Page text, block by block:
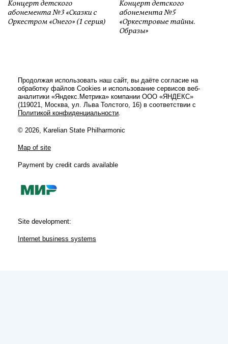
Концерт детского
абонемента №3 «Сказки с
Оркестром «Онего» (1 серия)
Концерт детского
абонемента №5
«Оркестровые тайны.
Образы»
Продолжая использовать наш сайт, вы даёте согласие на
обработку файлов Cookies и использование сервисов веб-
аналитики «Яндекс.Метрика» компании ООО «ЯНДЕКС»
(119021, Москва, ул. Льва Толстого, 16) в соответствии с
Политикой конфиденциальности.
© 2026, Karelian State Philharmonic
Map of site
Payment by credit cards available
Site development:
Internet business systems